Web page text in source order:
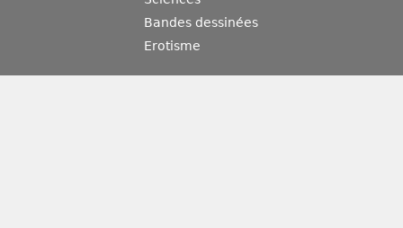
Bandes dessinées
Erotisme